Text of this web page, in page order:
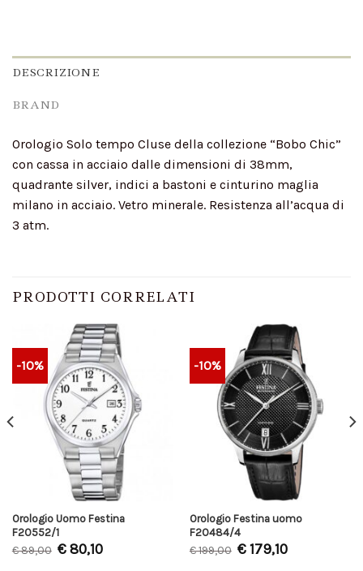
DESCRIZIONE
BRAND
Orologio Solo tempo Cluse della collezione “Bobo Chic”
con cassa in acciaio dalle dimensioni di 38mm,
quadrante silver, indici a bastoni e cinturino maglia
milano in acciaio. Vetro minerale. Resistenza all’acqua di
3 atm.
PRODOTTI CORRELATI
-10%
Orologio Uomo Festina
F20552/1
€89,00 €80,10
-10%
Orologio Festina uomo
F20484/4
€199,00 €179,10